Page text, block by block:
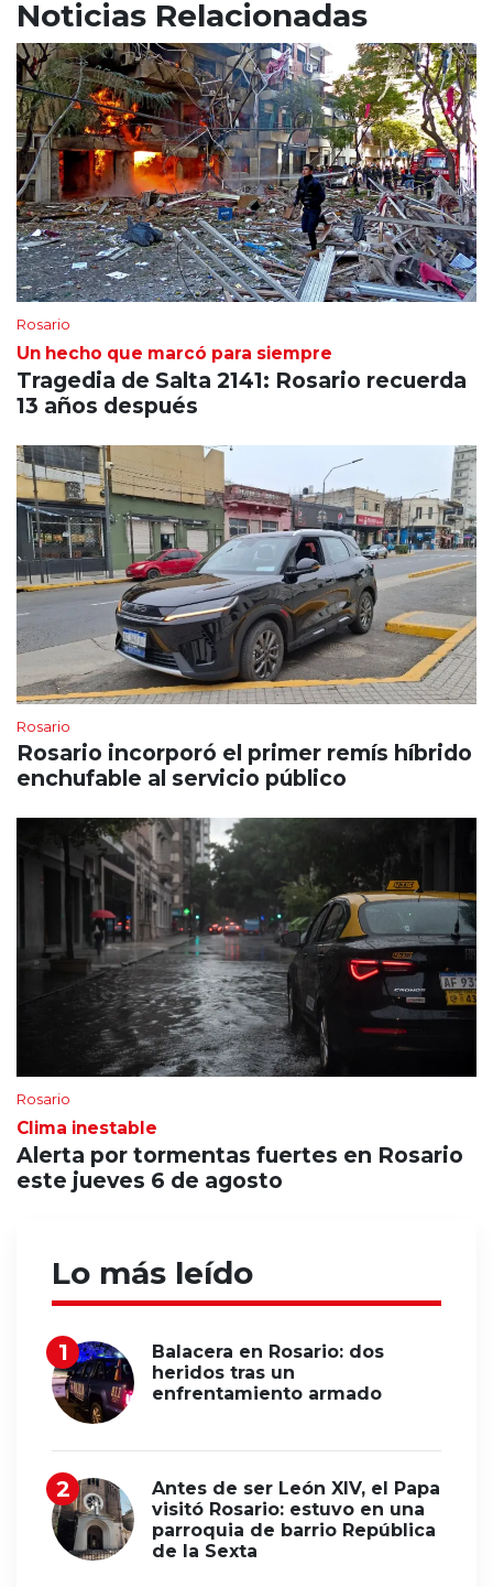
Noticias Relacionadas
Rosario
Un hecho que marcó para siempre
Tragedia de Salta 2141: Rosario recuerda
13 años después
Rosario
Rosario incorporó el primer remís híbrido
enchufable al servicio público
Rosario
Clima inestable
Alerta por tormentas fuertes en Rosario
este jueves 6 de agosto
Lo más leído
Balacera en Rosario: dos
heridos tras un
enfrentamiento armado
Antes de ser León XIV, el Papa
visitó Rosario: estuvo en una
parroquia de barrio República
de la Sexta